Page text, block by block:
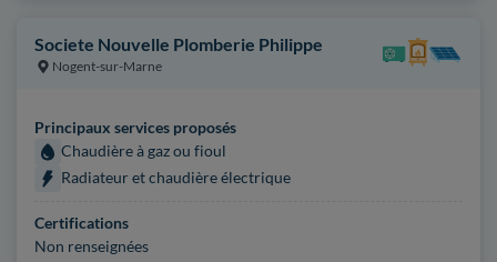
Societe Nouvelle Plomberie Philippe
Nogent-sur-Marne
Principaux services proposés
Chaudière à gaz ou fioul
Radiateur et chaudière électrique
Certifications
Non renseignées